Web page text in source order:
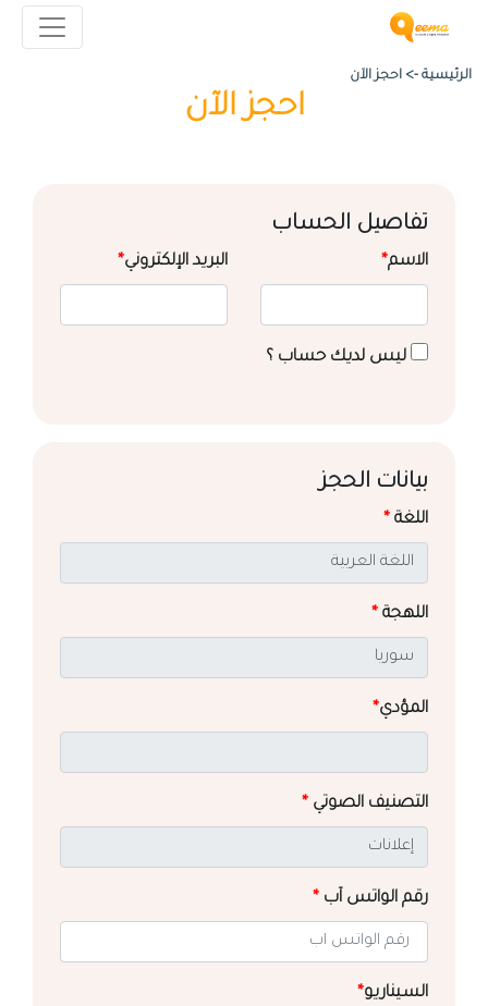
الرئيسية -> احجز الآن
احجز الآن
تفاصيل الحساب
الاسم* البريد الإلكتروني*
ليس لديك حساب ؟
بيانات الحجز
اللغة *
اللهجة *
المؤدي*
التصنيف الصوتي *
رقم الواتس آب *
السيناريو*